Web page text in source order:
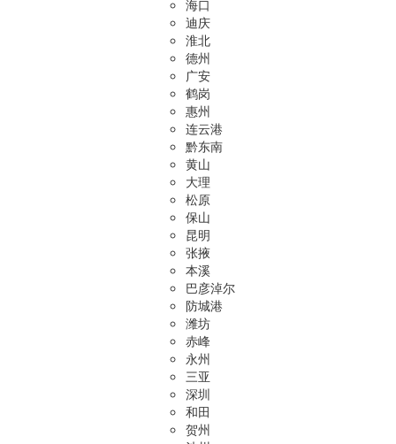
海口
迪庆
淮北
德州
广安
鹤岗
惠州
连云港
黔东南
黄山
大理
松原
保山
昆明
张掖
本溪
巴彦淖尔
防城港
潍坊
赤峰
永州
三亚
深圳
和田
贺州